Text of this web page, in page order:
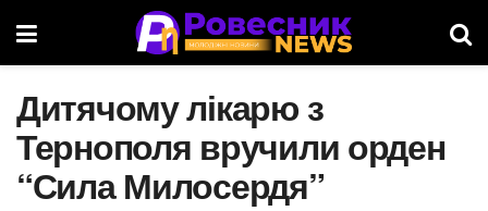
Дитячому лікарю з
Тернополя вручили орден
“Сила Милосердя”